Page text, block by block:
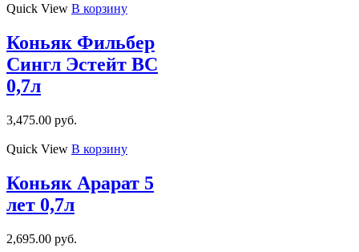
Quick View В корзину
Коньяк Фильбер
Сингл Эстейт ВС
0,7л
3,475.00 руб.
Quick View В корзину
Коньяк Арарат 5
лет 0,7л
2,695.00 руб.